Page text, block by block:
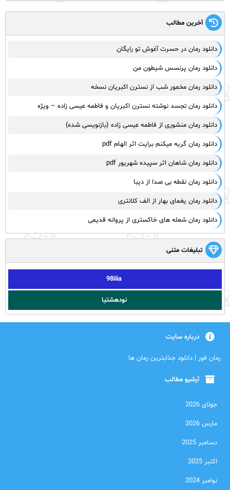
آخرین مطالب
دانلود رمان در حسرت آغوش تو رایگان
دانلود رمان پرنسس شیطون من
دانلود رمان مخمور شب از نسترن اکبریان نسخه
دانلود رمان تجسد نوشته نسترن اکبریان و فاطمه عیسی زاده – ویژه
دانلود رمان منشوری از فاطمه عیسی زاده (بازنویسی شده)
دانلود رمان گریه میکنم برایت اثر الهام pdf
دانلود رمان شاهان اثر سپیده شهریور pdf
دانلود رمان نقطه بی صدا از دیبا
دانلود رمان یغمای بهار از الف کلانتری
دانلود رمان شعله های خاکستری از پروانه قدیمی
تبلیغات متنی
98iiia
نودهشتیا
درباره سایت
رمان فور | دانلود جذابترین رمان ها
آرشیو مطالب
جولای 2026
مارس 2026
دسامبر 2025
اکتبر 2025
نوامبر 2024